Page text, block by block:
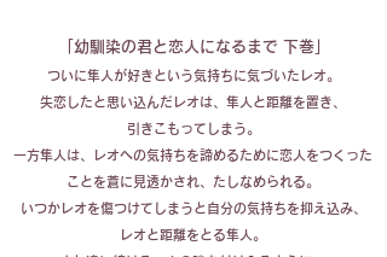
「幼馴染の君と恋人になるまで 下巻」
ついに隼人が好きという気持ちに気づいたレオ。
失恋したと思い込んだレオは、隼人と距離を置き、
引きこもってしまう。
一方隼人は、レオへの気持ちを諦めるために恋人をつくった
ことを蒼に見透かされ、たしなめられる。
いつかレオを傷つけてしまうと自分の気持ちを抑え込み、
レオと距離をとる隼人。